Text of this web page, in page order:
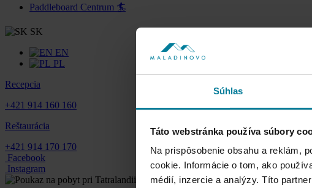
Súhlas
Táto webstránka používa súbory
Na prispôsobenie obsahu a reklám,
cookie. Informácie o tom, ako
médií, inzercie a analýzy. Títo
Paddleboard Centrum 🏄
SK
EN
PL
Recepcia
+421 914 160 160
Reštaurácia
+421 914 170 170
Facebook
Instagram